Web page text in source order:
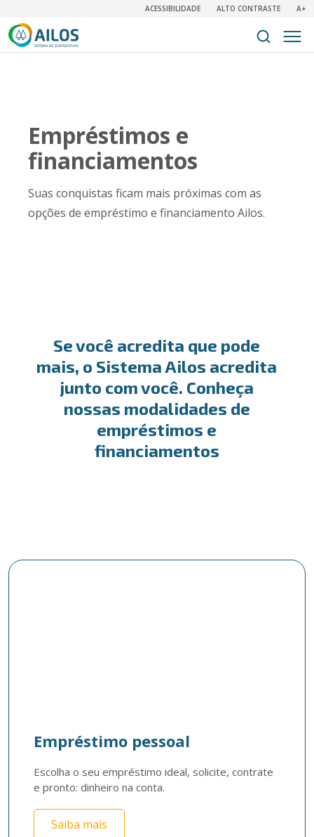
ACESSIBILIDADE ALTO CONTRASTE A+
Empréstimos e
financiamentos
Suas conquistas ficam mais próximas com as
opções de empréstimo e financiamento Ailos.
Se você acredita que pode
mais, o Sistema Ailos acredita
junto com você. Conheça
nossas modalidades de
empréstimos e
financiamentos
Empréstimo pessoal
Escolha o seu empréstimo ideal, solicite, contrate
e pronto: dinheiro na conta.
Saiba mais